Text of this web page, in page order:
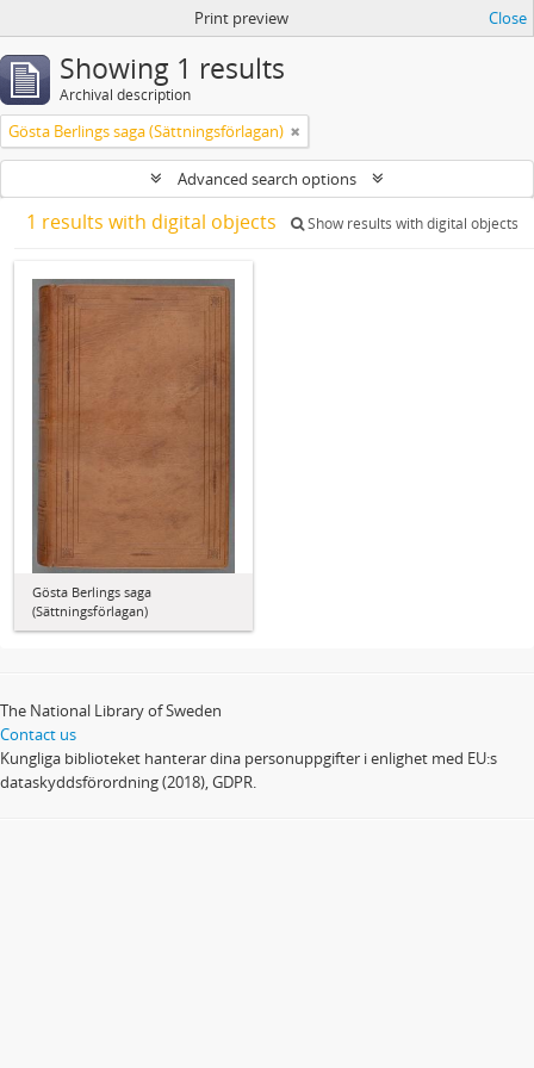
Print preview Close
Showing 1 results
Archival description
Gösta Berlings saga (Sättningsförlagan)
Advanced search options
1 results with digital objects Show results with digital objects
Gösta Berlings saga
(Sättningsförlagan)
The National Library of Sweden
Contact us
Kungliga biblioteket hanterar dina personuppgifter i enlighet med EU:s
dataskyddsförordning (2018), GDPR.